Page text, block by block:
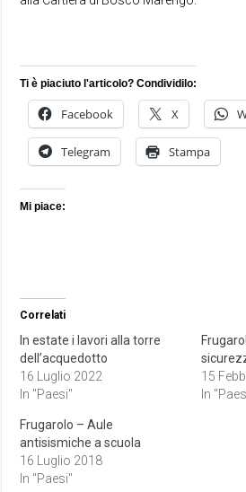
Ti è piaciuto l'articolo? Condividilo:
Facebook X
Telegram Stampa
Mi piace:
Correlati
In estate i lavori alla torre
dell’acquedotto
16 Luglio 2022
In "Paesi"
15
In
Frugarolo – Aule
antisismiche a scuola
16 Luglio 2018
In "Paesi"